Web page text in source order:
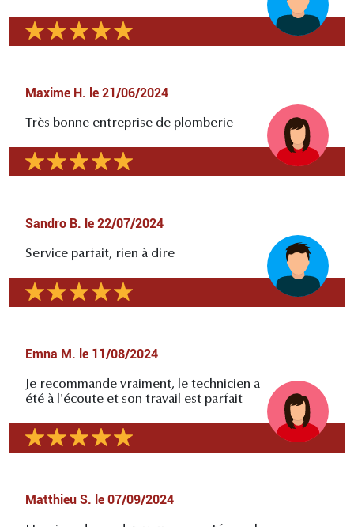
Maxime H. le 21/06/2024
Très bonne entreprise de plomberie
Sandro B. le 22/07/2024
Service parfait, rien à dire
Emna M. le 11/08/2024
Je recommande vraiment, le technicien a
été à l'écoute et son travail est parfait
Matthieu S. le 07/09/2024